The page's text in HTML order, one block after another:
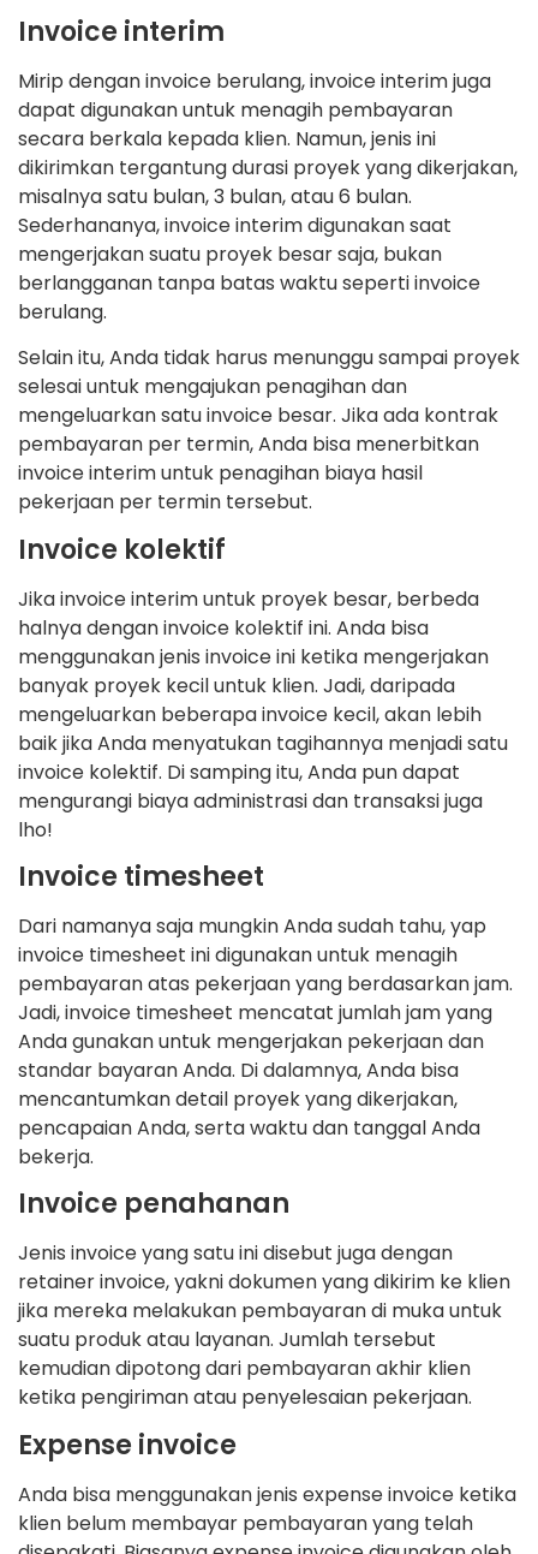
Invoice interim
Mirip dengan invoice berulang, invoice interim juga
dapat digunakan untuk menagih pembayaran
secara berkala kepada klien. Namun, jenis ini
dikirimkan tergantung durasi proyek yang dikerjakan,
misalnya satu bulan, 3 bulan, atau 6 bulan.
Sederhananya, invoice interim digunakan saat
mengerjakan suatu proyek besar saja, bukan
berlangganan tanpa batas waktu seperti invoice
berulang.
Selain itu, Anda tidak harus menunggu sampai proyek
selesai untuk mengajukan penagihan dan
mengeluarkan satu invoice besar. Jika ada kontrak
pembayaran per termin, Anda bisa menerbitkan
invoice interim untuk penagihan biaya hasil
pekerjaan per termin tersebut.
Invoice kolektif
Jika invoice interim untuk proyek besar, berbeda
halnya dengan invoice kolektif ini. Anda bisa
menggunakan jenis invoice ini ketika mengerjakan
banyak proyek kecil untuk klien. Jadi, daripada
mengeluarkan beberapa invoice kecil, akan lebih
baik jika Anda menyatukan tagihannya menjadi satu
invoice kolektif. Di samping itu, Anda pun dapat
mengurangi biaya administrasi dan transaksi juga
lho!
Invoice timesheet
Dari namanya saja mungkin Anda sudah tahu, yap
invoice timesheet ini digunakan untuk menagih
pembayaran atas pekerjaan yang berdasarkan jam.
Jadi, invoice timesheet mencatat jumlah jam yang
Anda gunakan untuk mengerjakan pekerjaan dan
standar bayaran Anda. Di dalamnya, Anda bisa
mencantumkan detail proyek yang dikerjakan,
pencapaian Anda, serta waktu dan tanggal Anda
bekerja.
Invoice penahanan
Jenis invoice yang satu ini disebut juga dengan
retainer invoice, yakni dokumen yang dikirim ke klien
jika mereka melakukan pembayaran di muka untuk
suatu produk atau layanan. Jumlah tersebut
kemudian dipotong dari pembayaran akhir klien
ketika pengiriman atau penyelesaian pekerjaan.
Expense invoice
Anda bisa menggunakan jenis expense invoice ketika
klien belum membayar pembayaran yang telah